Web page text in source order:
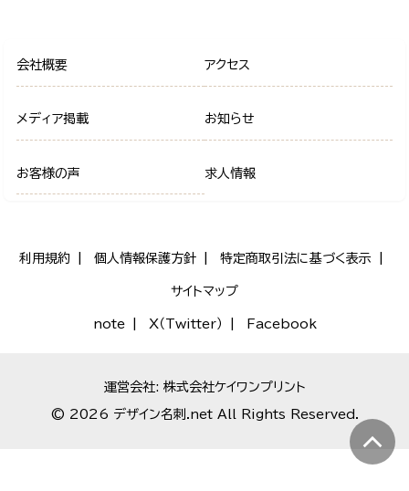
会社概要 アクセス
メディア掲載 お知らせ
お客様の声 求人情報
利用規約 個人情報保護方針 特定商取引法に基づく表示
サイトマップ
note X（Twitter） Facebook
運営会社: 株式会社ケイワンプリント
© 2026 デザイン名刺.net All Rights Reserved.